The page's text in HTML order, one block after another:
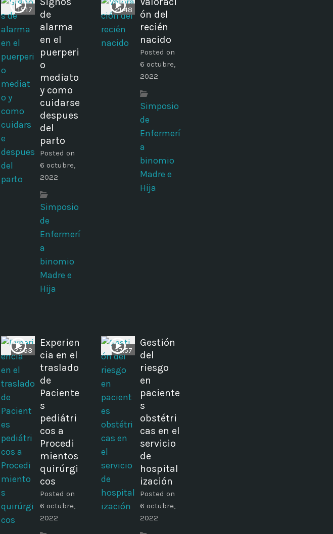
15:17
de
alarma
en el
puerperi
o
mediato
y como
cuidarse
despues
del
parto
Posted on
6 octubre,
2022
Simposio
de
Enfermerí
a
binomio
Madre e
Hija
21:48
ón del
recién
nacido
Posted on
6 octubre,
2022
Simposio
de
Enfermerí
a
binomio
Madre e
Hija
27:53
Experien
cia en el
traslado
de
Paciente
s
pediátri
cos a
Procedi
mientos
quirúrgi
cos
Posted on
6 octubre,
2022
27:57
Gestión
del
riesgo
en
paciente
s
obstétri
cas en el
servicio
de
hospital
ización
Posted on
6 octubre,
2022